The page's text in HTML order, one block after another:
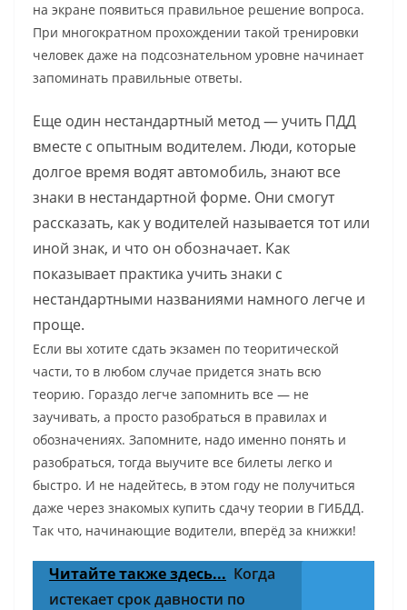
на экране появиться правильное решение вопроса.
При многократном прохождении такой тренировки
человек даже на подсознательном уровне начинает
запоминать правильные ответы.
Еще один нестандартный метод — учить ПДД
вместе с опытным водителем. Люди, которые
долгое время водят автомобиль, знают все
знаки в нестандартной форме. Они смогут
рассказать, как у водителей называется тот или
иной знак, и что он обозначает. Как
показывает практика учить знаки с
нестандартными названиями намного легче и
проще.
Если вы хотите сдать экзамен по теоритической
части, то в любом случае придется знать всю
теорию. Гораздо легче запомнить все — не
заучивать, а просто разобраться в правилах и
обозначениях. Запомните, надо именно понять и
разобраться, тогда выучите все билеты легко и
быстро. И не надейтесь, в этом году не получиться
даже через знакомых купить сдачу теории в ГИБДД.
Так что, начинающие водители, вперёд за книжки!
Читайте также здесь... Когда
истекает срок давности по